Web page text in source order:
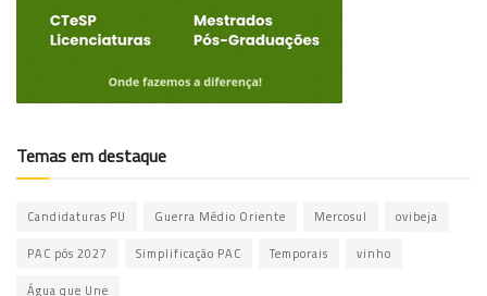
Temas em destaque
Candidaturas PU Guerra Médio Oriente Mercosul ovibeja
PAC pós 2027 Simplificação PAC Temporais vinho
Água que Une